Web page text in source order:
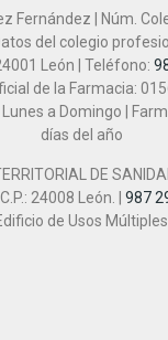
Fernández | Núm.
del colegio
León | Teléfono:
de la Farmacia:
a Domingo |
días del año
DE
24008 León. | 987
de Usos Múltiples